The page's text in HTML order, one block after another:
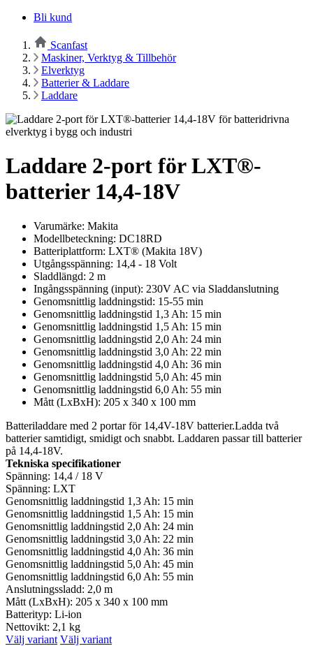
Bli kund
Scanfast
Maskiner, Verktyg & Tillbehör
Elverktyg
Batterier & Laddare
Laddare
Laddare 2-port för LXT®-
batterier 14,4-18V
Varumärke: Makita
Modellbeteckning: DC18RD
Batteriplattform: LXT® (Makita 18V)
Utgångsspänning: 14,4 - 18 Volt
Sladdlängd: 2 m
Ingångsspänning (input): 230V AC via Sladdanslutning
Genomsnittlig laddningstid: 15-55 min
Genomsnittlig laddningstid 1,3 Ah: 15 min
Genomsnittlig laddningstid 1,5 Ah: 15 min
Genomsnittlig laddningstid 2,0 Ah: 24 min
Genomsnittlig laddningstid 3,0 Ah: 22 min
Genomsnittlig laddningstid 4,0 Ah: 36 min
Genomsnittlig laddningstid 5,0 Ah: 45 min
Genomsnittlig laddningstid 6,0 Ah: 55 min
Mått (LxBxH): 205 x 340 x 100 mm
Batteriladdare med 2 portar för 14,4V-18V batterier.Ladda två
batterier samtidigt, smidigt och snabbt. Laddaren passar till batterier
på 14,4-18V.
Tekniska specifikationer
Spänning: 14,4 / 18 V
Spänning: LXT
Genomsnittlig laddningstid 1,3 Ah: 15 min
Genomsnittlig laddningstid 1,5 Ah: 15 min
Genomsnittlig laddningstid 2,0 Ah: 24 min
Genomsnittlig laddningstid 3,0 Ah: 22 min
Genomsnittlig laddningstid 4,0 Ah: 36 min
Genomsnittlig laddningstid 5,0 Ah: 45 min
Genomsnittlig laddningstid 6,0 Ah: 55 min
Anslutningssladd: 2,0 m
Mått (LxBxH): 205 x 340 x 100 mm
Batterityp: Li-ion
Nettovikt: 2,1 kg
Välj variant Välj variant